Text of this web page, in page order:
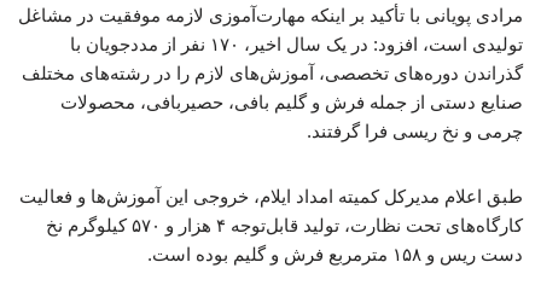
مرادی پویانی با تأکید بر اینکه مهارت‌آموزی لازمه موفقیت در مشاغل
تولیدی است، افزود: در یک سال اخیر، ۱۷۰ نفر از مددجویان با
گذراندن دوره‌های تخصصی، آموزش‌های لازم را در رشته‌های مختلف
صنایع دستی از جمله فرش و گلیم بافی، حصیربافی، محصولات
چرمی و نخ ریسی فرا گرفتند.
طبق اعلام مدیرکل کمیته امداد ایلام، خروجی این آموزش‌ها و فعالیت
کارگاه‌های تحت نظارت، تولید قابل‌توجه ۴ هزار و ۵۷۰ کیلوگرم نخ
دست ریس و ۱۵۸ مترمربع فرش و گلیم بوده است.